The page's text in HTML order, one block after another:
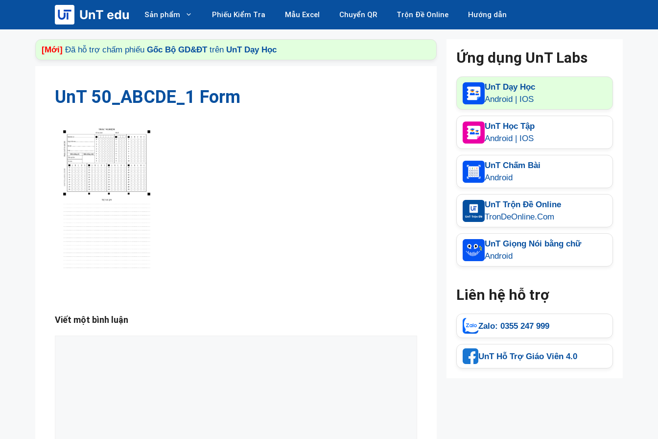
nội
UnT edu Sản phẩm Phiếu Kiểm Tra Mẫu Excel Chuyển QR Trộn Đề Online Hướng dẫn
[Mới] Đã hỗ trợ chấm phiếu Gốc Bộ GD&ĐTtrên UnT Dạy Học
UnT 50_ABCDE_1 Form
Viết một bình luận
Ứng dụng UnT Labs
UnT Dạy Học
Android | IOS
UnT Học Tập
Android | IOS
UnT Chấm Bài
Android
UnT Trộn Đề Online
TronDeOnline.Com
UnT Giọng Nói bằng chữ
Android
Liên hệ hỗ trợ
Zalo: 0355 247 999
UnT Hỗ Trợ Giáo Viên 4.0